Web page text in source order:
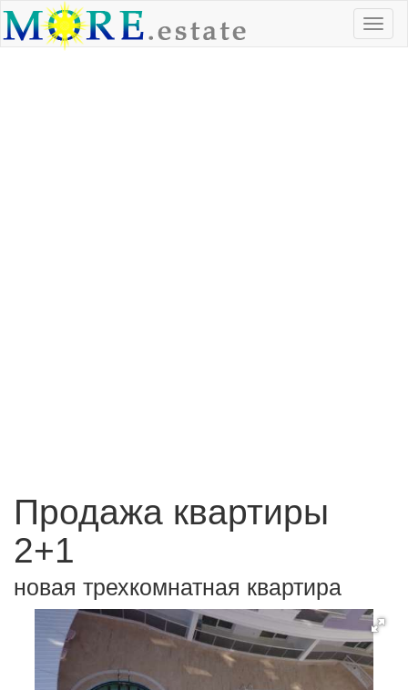
Продажа квартиры
2+1
новая трехкомнатная квартира